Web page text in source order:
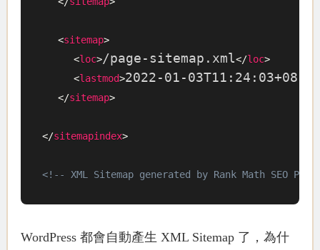
<sitemap>
<loc>/page-sitemap.xml</loc>
<lastmod>2022-01-
</sitemap>
</sitemapindex>
<!-- XML Sitemap generated by Rank Math SEO
WordPress 都會自動產生 XML Sitemap 了，為什